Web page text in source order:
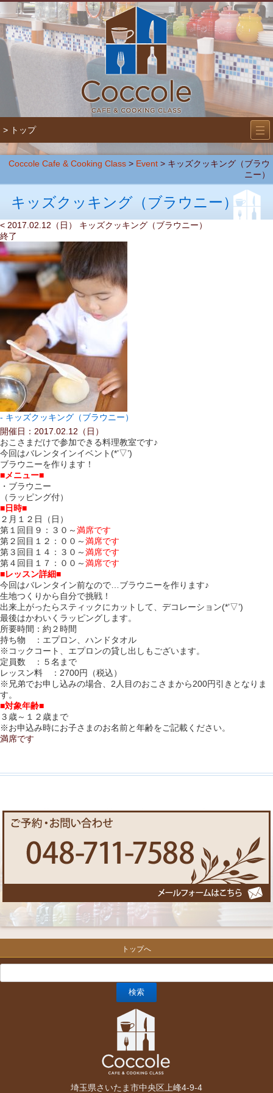
> トップ ―
―
―
Coccole Cafe & Cooking Class > Event > キッズクッキング（ブラウ
ニー）
キッズクッキング（ブラウニー）
< 2017.02.12（日） キッズクッキング（ブラウニー）
終了
キッズクッキング（ブラウニー）
開催日：2017.02.12（日）
おこさまだけで参加できる料理教室です♪
今回はバレンタインイベント(*’▽’)
ブラウニーを作ります！
■メニュー■
・ブラウニー
（ラッピング付）
■日時■
２月１２日（日）
第１回目９：３０ ～満席です
第２回目１２：００～満席です
第３回目１４：３０～満席です
第４回目１７：００～満席です
■レッスン詳細■
今回はバレンタイン前なので…ブラウニーを作ります♪
生地つくりから自分で挑戦！
出来上がったらスティックにカットして、デコレーション(*’▽’)
最後はかわいくラッピングします。
所要時間：約２時間
持ち物 ：エプロン、ハンドタオル
※コックコート、エプロンの貸し出しもございます。
定員数 ：５名まで
レッスン料 ：2700円（税込）
※兄弟でお申し込みの場合、2人目のおこさまから200円引きとなりま
す。
■対象年齢■
３歳～１２歳まで
※お申込み時にお子さまのお名前と年齢をご記載ください。
満席です
トップへ
埼玉県さいたま市中央区上峰4-9-4